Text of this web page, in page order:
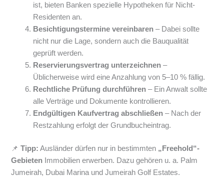
ist, bieten Banken spezielle Hypotheken für Nicht-
Residenten an.
Besichtigungstermine vereinbaren – Dabei sollte
nicht nur die Lage, sondern auch die Bauqualität
geprüft werden.
Reservierungsvertrag unterzeichnen –
Üblicherweise wird eine Anzahlung von 5–10 % fällig.
Rechtliche Prüfung durchführen – Ein Anwalt sollte
alle Verträge und Dokumente kontrollieren.
Endgültigen Kaufvertrag abschließen – Nach der
Restzahlung erfolgt der Grundbucheintrag.
📌Tipp: Ausländer dürfen nur in bestimmten „Freehold“-
Gebieten Immobilien erwerben. Dazu gehören u. a. Palm
Jumeirah, Dubai Marina und Jumeirah Golf Estates.